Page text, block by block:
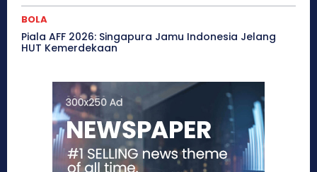
BOLA
Piala AFF 2026: Singapura Jamu Indonesia Jelang
HUT Kemerdekaan